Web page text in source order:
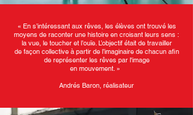
« En s’intéressant aux rêves, les élèves ont trouvé les
moyens de raconter une histoire en croisant leurs sens :
la vue, le toucher et l’ouïe. L’objectif était de travailler
de façon collective à partir de l’imaginaire de chacun afin
de représenter les rêves par l'image
en mouvement. »
Andrés Baron, réalisateur